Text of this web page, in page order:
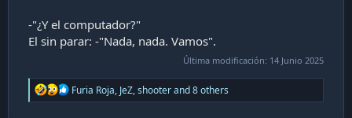
-"¿Y el computador?"
El sin parar: -"Nada, nada. Vamos".
Última modificación: 14 Junio 2025
R
e
Furia Roja, JeZ,shooterand 8 others